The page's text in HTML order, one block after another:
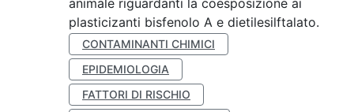
animale riguardanti la coesposizione ai
plasticizanti bisfenolo A e dietilesilftalato.
CONTAMINANTI CHIMICI
EPIDEMIOLOGIA
FATTORI DI RISCHIO